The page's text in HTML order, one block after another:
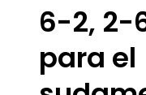
6-2, 2-
para el